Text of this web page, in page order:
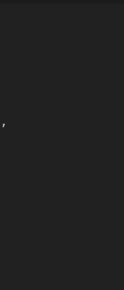
,